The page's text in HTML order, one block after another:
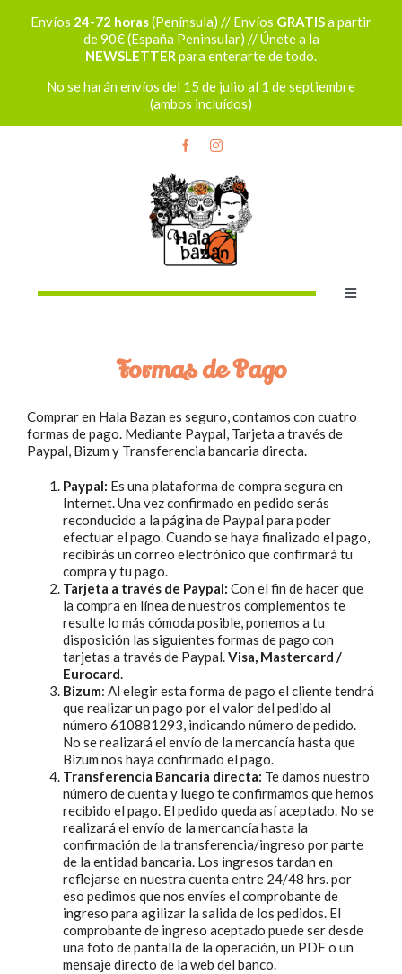
Envíos 24-72 horas(Península) // Envíos GRATISa partir
de 90€ (España Peninsular) // Únete a la
NEWSLETTERpara enterarte de todo.
No se harán envíos del 15 de julio al 1 de septiembre
(ambos incluídos)
Toggle
Bolsos mochila
Riñoneras
Fundas de libro
Accesorios
Sobre Hala Bazan
Contacto
BUSCAR:
Formas de Pago
Comprar en Hala Bazan es seguro, contamos con cuatro
formas de pago. Mediante Paypal, Tarjeta a través de
Paypal, Bizum y Transferencia bancaria directa.
Paypal: Es una plataforma de compra segura en
Internet. Una vez confirmado en pedido serás
reconducido a la página de Paypal para poder
efectuar el pago. Cuando se haya finalizado el pago,
recibirás un correo electrónico que confirmará tu
compra y tu pago.
Tarjeta a través de Paypal: Con el fin de hacer que
la compra en línea de nuestros complementos te
resulte lo más cómoda posible, ponemos a tu
disposición las siguientes formas de pago con
tarjetas a través de Paypal.Visa, Mastercard /
Eurocard.
Bizum: Al elegir esta forma de pago el cliente tendrá
que realizar un pago por el valor del pedido al
número 610881293, indicando número de pedido.
No se realizará el envío de la mercancía hasta que
Bizum nos haya confirmado el pago.
Transferencia Bancaria directa: Te damos nuestro
número de cuenta y luego te confirmamos que hemos
recibido el pago. El pedido queda así aceptado. No se
realizará el envío de la mercancía hasta la
confirmación de la transferencia/ingreso por parte
de la entidad bancaria. Los ingresos tardan en
reflejarse en nuestra cuenta entre 24/48 hrs. por
eso pedimos que nos envíes el comprobante de
ingreso para agilizar la salida de los pedidos. El
comprobante de ingreso aceptado puede ser desde
una foto de pantalla de la operación, un PDF o un
mensaje directo de la web del banco.